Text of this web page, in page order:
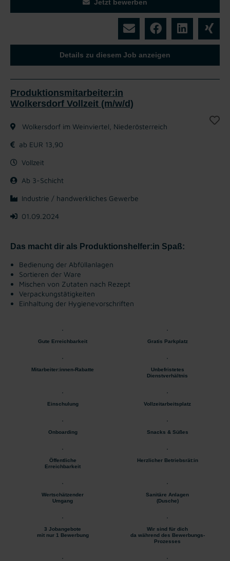
Jetzt bewerben
Details zu diesem Job anzeigen
Produktionsmitarbeiter:in
Wolkersdorf Vollzeit (m/w/d)
Wolkersdorf im Weinviertel, Niederösterreich
ab EUR 13,90
Vollzeit
Ab 3-Schicht
Industrie / handwerkliches Gewerbe
01.09.2024
Das macht dir als Produktionshelfer:in Spaß:
Bedienung der Abfüllanlagen
Sortieren der Ware
Mischen von Zutaten nach Rezept
Verpackungstätigkeiten
Einhaltung der Hygienevorschriften
Gute Erreichbarkeit Gratis Parkplatz
Mitarbeiter:innen-Rabatte
Unbefristetes
Dienstverhältnis
Einschulung Vollzeitarbeitsplatz
Onboarding Snacks & Süßes
Öffentliche
Erreichbarkeit
Herzlicher Betriebsrät:in
Wertschätzender
Umgang
Sanitäre Anlagen
(Dusche)
3 Jobangebote
mit nur 1 Bewerbung
Wir sind für dich
da während des Bewerbungs-
Prozesses